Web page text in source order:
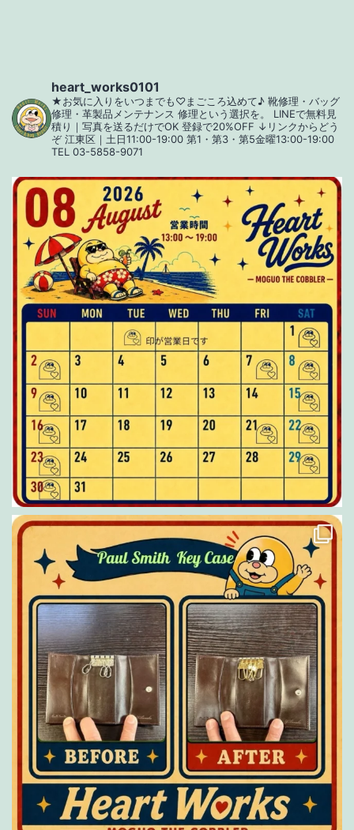
ン
heart_works0101
★お気に入りをいつまでも♡まごころ込めて♪ 靴修理・バッグ
修理・革製品メンテナンス 修理という選択を。
LINEで無料見
積り｜写真を送るだけでOK 登録で20%OFF ↓リンクからどう
ぞ江東区｜土日11:00-19:00 第1・第3・第5金曜13:00-19:00
TEL 03-5858-9071